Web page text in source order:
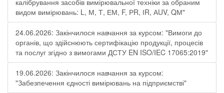
калібрування засобів вимірювальної техніки за обраним
видом вимірювань: L, М, Т, ЕМ, F, РR, ІR, АUV, QМ"
24.06.2026: Закінчилося навчання за курсом: "Вимоги до
органів, що здійснюють сертифікацію продукції, процесів
та послуг згідно з вимогами ДСТУ EN ISO/IEC 17065:2019"
19.06.2026: Закінчилося навчання за курсом:
"Забезпечення єдності вимірювань на підприємстві"